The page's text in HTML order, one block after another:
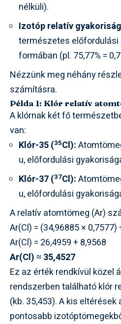
nélküli).
Izotóp relatív
természetes előfordulási
formában (pl. 75,77% =
Nézzünk meg néhány
számításra.
Példa 1: Klór relatív
A klórnak két fő
van:
Klór-35 (35Cl):
u, előfordulási
Klór-37 (37Cl):
u, előfordulási
A relatív atomtömeg (Ar)
Ar(Cl) = (34,96885 ×
Ar(Cl) = 26,4959 + 8,9568
Ar(Cl) ≈ 35,4527
Ez az érték rendkívül közel
rendszerben található klór
(kb. 35,453). A kis
pontosabb